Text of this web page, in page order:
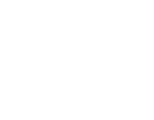
1 : 5 000
Ökopunkten, durch eine